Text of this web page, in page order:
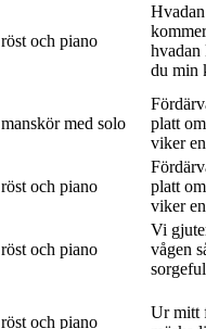
röst och piano
Hvadan
hvadan
du min
manskör med solo
platt
viker
röst och piano
platt
viker
röst och piano
Vi
vågen
röst och piano
Ur mitt